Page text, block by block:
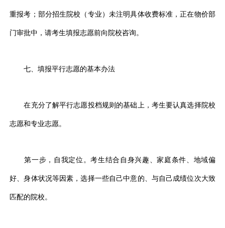
重报考；部分招生院校（专业）未注明具体收费标准，正在物价部
门审批中，请考生填报志愿前向院校咨询。
七、填报平行志愿的基本办法
在充分了解平行志愿投档规则的基础上，考生要认真选择院校
志愿和专业志愿。
第一步，自我定位。考生结合自身兴趣、家庭条件、地域偏
好、身体状况等因素，选择一些自己中意的、与自己成绩位次大致
匹配的院校。